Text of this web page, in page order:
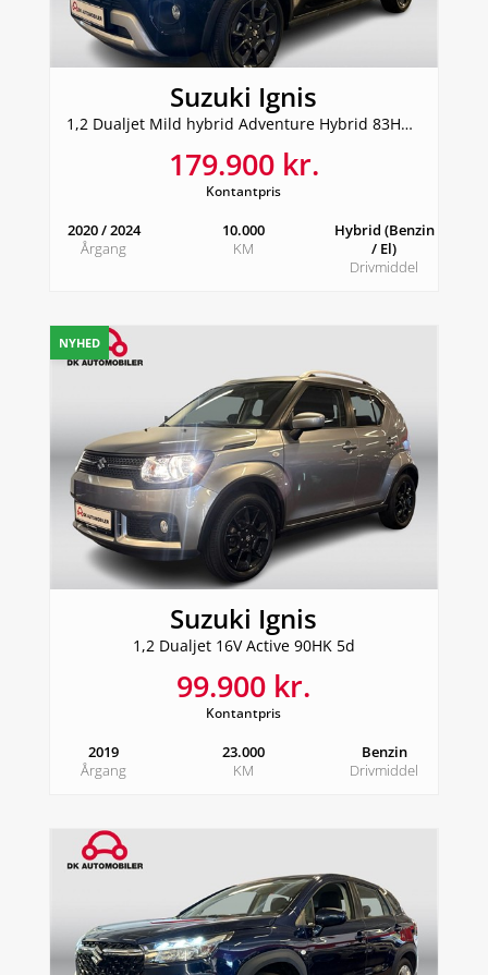
Suzuki Ignis
1,2 Dualjet Mild hybrid Adventure Hybrid 83HK 5d
179.900 kr.
Kontantpris
2020 / 2024
Årgang
10.000
KM
Hybrid (Benzin
/ El)
Drivmiddel
NYHED
Suzuki Ignis
1,2 Dualjet 16V Active 90HK 5d
99.900 kr.
Kontantpris
2019
Årgang
23.000
KM
Benzin
Drivmiddel